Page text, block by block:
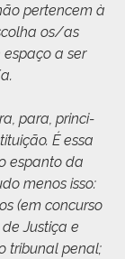
per­tencem à
os/as
espaço a ser
para, prin­ci­
É essa
espan­to da
menos isso:
(em con­cur­so
Justiça e
tri­bunal penal;